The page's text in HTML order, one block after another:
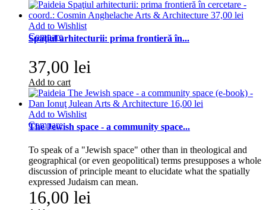
Add to Wishlist
Compare
Spaţiul arhitecturii: prima frontieră în...
37,00 lei
Add to cart
Add to Wishlist
Compare
The Jewish space - a community space...
To speak of a "Jewish space" other than in theological and
geographical (or even geopolitical) terms presupposes a whole
discussion of principle meant to elucidate what the spatially
expressed Judaism can mean.
16,00 lei